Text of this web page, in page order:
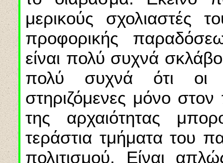
μερικούς σχολιαστές
προφορικής
είναι πολύ συχνά
πολύ συχνά ότι οι
στηριζόμενες μόνο
της αρχαιότητας
τεράστια τμήματα του
πολιτισμού. Είναι